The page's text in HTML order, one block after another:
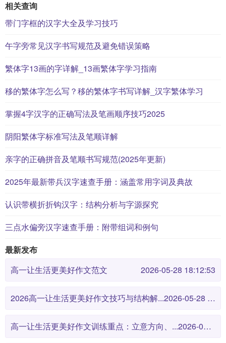
相关查询
带门字框的汉字大全及学习技巧
午字旁常见汉字书写规范及避免错误策略
繁体字13画的字详解_13画繁体字学习指南
移的繁体字怎么写？移的繁体字书写详解_汉字繁体学习
掌握4字汉字的正确写法及笔画顺序技巧2025
阴阳繁体字标准写法及笔顺详解
亲字的正确拼音及笔顺书写规范(2025年更新)
2025年最新带兵汉字速查手册：涵盖常用字词及典故
认识带横折折钩汉字：结构分析与字源探究
三点水偏旁汉字速查手册：附带组词和例句
最新发布
高一让生活更美好作文范文
2026-05-28 18:12:53
2026高一让生活更美好作文技巧与结构解... 2026-05-28 18:12:46
高一让生活更美好作文训练重点：立意方向、... 2026-05-28 18:12:38